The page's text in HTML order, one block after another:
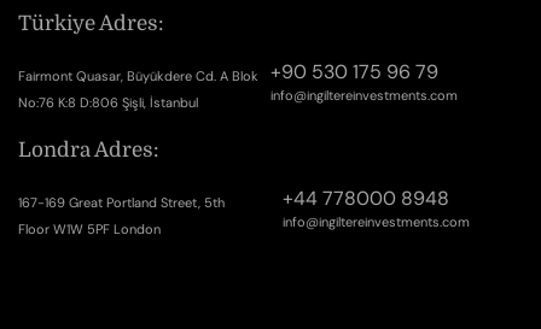
Türkiye Adres:
Fairmont Quasar, Büyükdere Cd. A Blok
No:76 K:8 D:806 Şişli, İstanbul
+90 530 175 96 79
info@ingiltereinvestments.com
Londra Adres:
167-169 Great Portland Street, 5th
Floor W1W 5PF London
+44 778000 8948
info@ingiltereinvestments.com